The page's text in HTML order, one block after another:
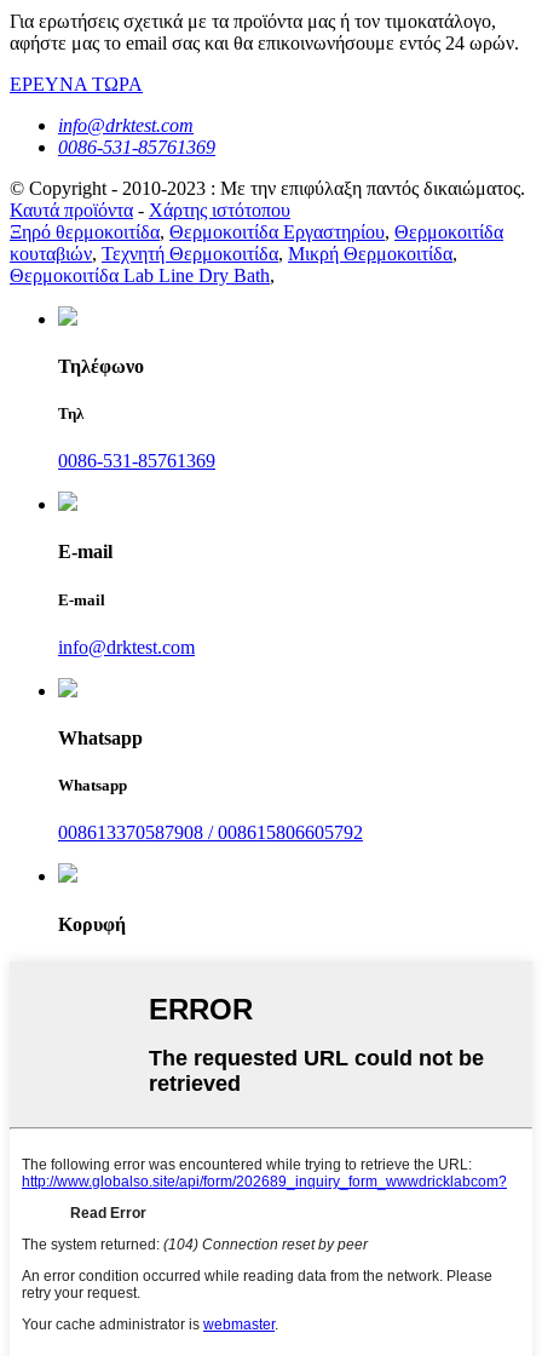
Για ερωτήσεις σχετικά με τα προϊόντα μας ή τον τιμοκατάλογο,
αφήστε μας το email σας και θα επικοινωνήσουμε εντός 24 ωρών.
ΕΡΕΥΝΑ ΤΩΡΑ
info@drktest.com
0086-531-85761369
© Copyright - 2010-2023 : Με την επιφύλαξη παντός δικαιώματος.
Καυτά προϊόντα - Χάρτης ιστότοπου
Ξηρό θερμοκοιτίδα, Θερμοκοιτίδα Εργαστηρίου, Θερμοκοιτίδα
κουταβιών, Τεχνητή Θερμοκοιτίδα, Μικρή Θερμοκοιτίδα,
Θερμοκοιτίδα Lab Line Dry Bath,
Τηλέφωνο
Τηλ
0086-531-85761369
E-mail
E-mail
info@drktest.com
Whatsapp
Whatsapp
008613370587908 / 008615806605792
Κορυφή